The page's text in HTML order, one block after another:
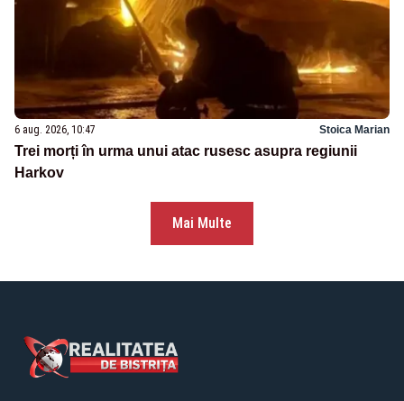
6 aug. 2026, 10:47 Stoica Marian
Trei morți în urma unui atac rusesc asupra regiunii
Harkov
Mai Multe